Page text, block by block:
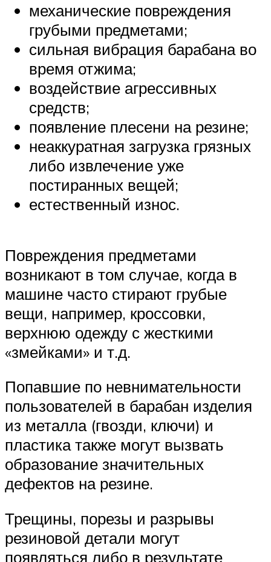
механические повреждения
грубыми предметами;
сильная вибрация барабана во
время отжима;
воздействие агрессивных
средств;
появление плесени на резине;
неаккуратная загрузка грязных
либо извлечение уже
постиранных вещей;
естественный износ.
Повреждения предметами
возникают в том случае, когда в
машине часто стирают грубые
вещи, например, кроссовки,
верхнюю одежду с жесткими
«змейками» и т.д.
Попавшие по невнимательности
пользователей в барабан изделия
из металла (гвозди, ключи) и
пластика также могут вызвать
образование значительных
дефектов на резине.
Трещины, порезы и разрывы
резиновой детали могут
появляться либо в результате